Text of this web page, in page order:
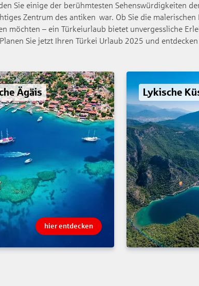
Sie einige der berühmtesten Sehenswürdigkeiten
Zentrum des antiken war. Ob Sie die
möchten – ein Türkeiurlaub bietet unvergessliche
Sie jetzt Ihren Türkei Urlaub 2025 und
Ägäis
hier entdecken
Lykische